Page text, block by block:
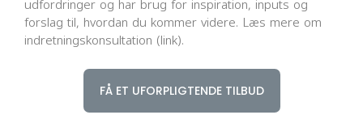
udfordringer og har brug for inspiration, inputs og
forslag til, hvordan du kommer videre. Læs mere om
indretningskonsultation (link).
FÅ ET UFORPLIGTENDE TILBUD